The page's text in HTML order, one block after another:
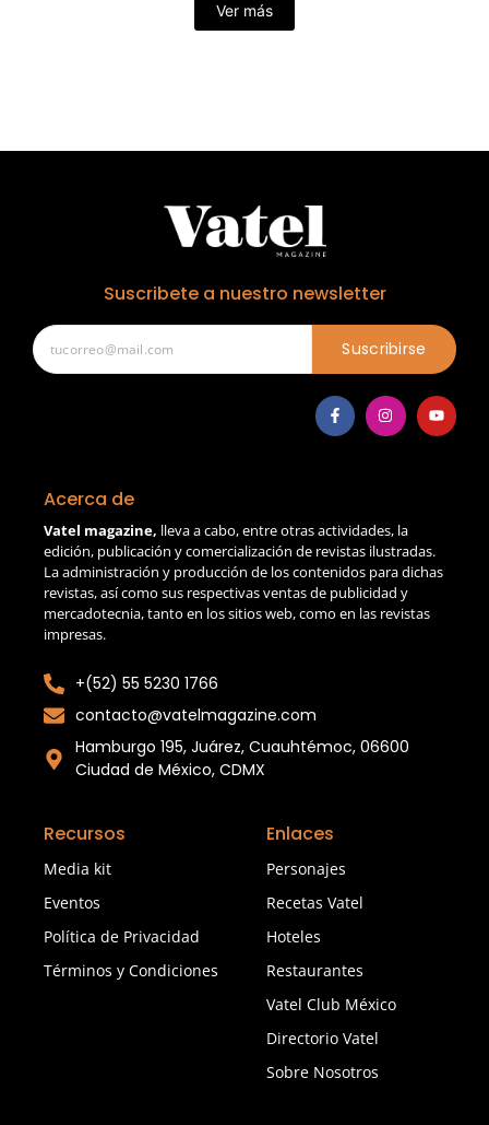
Ver más
Suscribete a nuestro newsletter
Suscribirse
Acerca de
Vatel magazine, lleva a cabo, entre otras actividades, la
edición, publicación y comercialización de revistas ilustradas.
La administración y producción de los contenidos para dichas
revistas, así como sus respectivas ventas de publicidad y
mercadotecnia, tanto en los sitios web, como en las revistas
impresas.
+(52) 55 5230 1766
contacto@vatelmagazine.com
Hamburgo 195, Juárez, Cuauhtémoc, 06600
Ciudad de México, CDMX
Recursos
Media kit
Eventos
Política de Privacidad
Términos y Condiciones
Enlaces
Personajes
Recetas Vatel
Hoteles
Restaurantes
Vatel Club México
Directorio Vatel
Sobre Nosotros